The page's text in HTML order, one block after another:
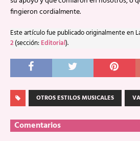
fingieron cordialmente.
Este artículo fue publicado originalmente en
2 (sección: Editorial).
OTROS ESTILOS MUSICALES
Comentarios